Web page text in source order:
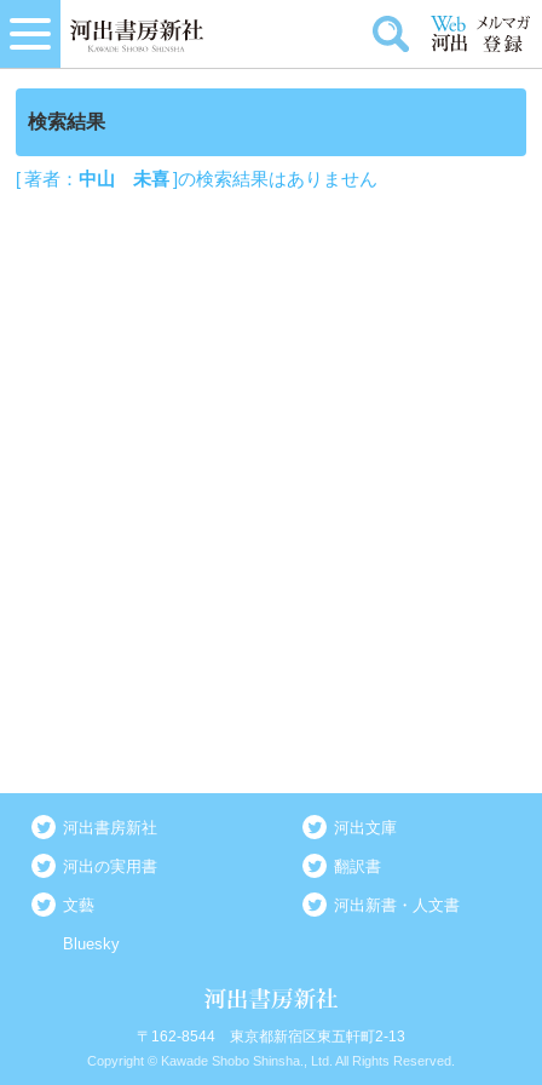
検索結果
[ 著者：中山 未喜]の検索結果はありません
河出書房新社 河出文庫
河出の実用書 翻訳書
文藝 河出新書・人文書
Bluesky
〒162-8544 東京都新宿区東五軒町2-13
Copyright © Kawade Shobo Shinsha., Ltd. All Rights Reserved.